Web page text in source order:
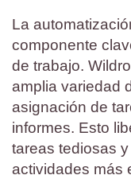
La
componente
de trabajo.
amplia variedad
asignación de
informes. Esto
tareas tediosas
actividades más